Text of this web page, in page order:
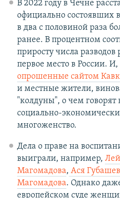
В 2022 году в Чечне
официально состоявших
в два с половиной раза
ранее. В процентном
приросту числа
первое место в России.
опрошенные сайтом
и местные жители,
"колдуны", о чем говорят
социально-
многоженство.
Дела о праве на
выиграли, например,
Магомадова, Ася
Магомадова. Однако
европейском суде